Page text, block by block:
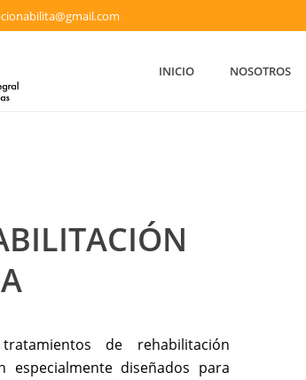
INICIO NOSOTROS
de rehabilitación
especialmente diseñados para